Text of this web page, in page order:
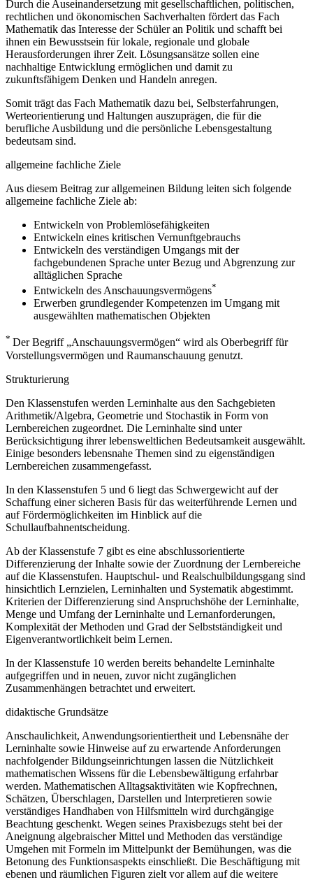
Durch die Auseinandersetzung mit gesellschaftlichen, politischen,
rechtlichen und ökonomischen Sachverhalten fördert das Fach
Mathematik das Interesse der Schüler an Politik und schafft bei
ihnen ein Bewusstsein für lokale, regionale und globale
Herausforderungen ihrer Zeit. Lösungsansätze sollen eine
nachhaltige Entwicklung ermöglichen und damit zu
zukunftsfähigem Denken und Handeln anregen.
Somit trägt das Fach Mathematik dazu bei, Selbsterfahrungen,
Werteorientierung und Haltungen auszuprägen, die für die
berufliche Ausbildung und die persönliche Lebensgestaltung
bedeutsam sind.
allgemeine fachliche Ziele
Aus diesem Beitrag zur allgemeinen Bildung leiten sich folgende
allgemeine fachliche Ziele ab:
Entwickeln von Problemlösefähigkeiten
Entwickeln eines kritischen Vernunftgebrauchs
Entwickeln des verständigen Umgangs mit der
fachgebundenen Sprache unter Bezug und Abgrenzung zur
alltäglichen Sprache
Entwickeln des Anschauungsvermögens*
Erwerben grundlegender Kompetenzen im Umgang mit
ausgewählten mathematischen Objekten
* Der Begriff „Anschauungsvermögen“ wird als Oberbegriff für
Vorstellungsvermögen und Raumanschauung genutzt.
Strukturierung
Den Klassenstufen werden Lerninhalte aus den Sachgebieten
Arithmetik/Algebra, Geometrie und Stochastik in Form von
Lernbereichen zugeordnet. Die Lerninhalte sind unter
Berücksichtigung ihrer lebensweltlichen Bedeutsamkeit ausgewählt.
Einige besonders lebensnahe Themen sind zu eigenständigen
Lernbereichen zusammengefasst.
In den Klassenstufen 5 und 6 liegt das Schwergewicht auf der
Schaffung einer sicheren Basis für das weiterführende Lernen und
auf Fördermöglichkeiten im Hinblick auf die
Schullaufbahnentscheidung.
Ab der Klassenstufe 7 gibt es eine abschlussorientierte
Differenzierung der Inhalte sowie der Zuordnung der Lernbereiche
auf die Klassenstufen. Hauptschul- und Realschulbildungsgang sind
hinsichtlich Lernzielen, Lerninhalten und Systematik abgestimmt.
Kriterien der Differenzierung sind Anspruchshöhe der Lerninhalte,
Menge und Umfang der Lerninhalte und Lernanforderungen,
Komplexität der Methoden und Grad der Selbstständigkeit und
Eigenverantwortlichkeit beim Lernen.
In der Klassenstufe 10 werden bereits behandelte Lerninhalte
aufgegriffen und in neuen, zuvor nicht zugänglichen
Zusammenhängen betrachtet und erweitert.
didaktische Grundsätze
Anschaulichkeit, Anwendungsorientiertheit und Lebensnähe der
Lerninhalte sowie Hinweise auf zu erwartende Anforderungen
nachfolgender Bildungseinrichtungen lassen die Nützlichkeit
mathematischen Wissens für die Lebensbewältigung erfahrbar
werden. Mathematischen Alltagsaktivitäten wie Kopfrechnen,
Schätzen, Überschlagen, Darstellen und Interpretieren sowie
verständiges Handhaben von Hilfsmitteln wird durchgängige
Beachtung geschenkt. Wegen seines Praxisbezugs steht bei der
Aneignung algebraischer Mittel und Methoden das verständige
Umgehen mit Formeln im Mittelpunkt der Bemühungen, was die
Betonung des Funktionsaspekts einschließt. Die Beschäftigung mit
ebenen und räumlichen Figuren zielt vor allem auf die weitere